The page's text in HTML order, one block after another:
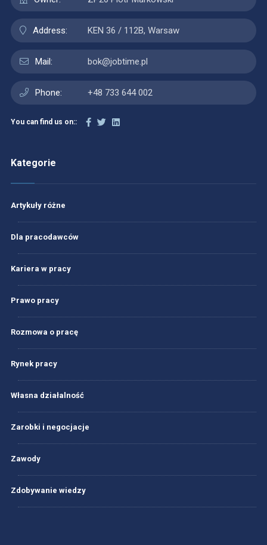
Address: KEN 36 / 112B, Warsaw
Mail: bok@jobtime.pl
Phone: +48 733 644 002
You can find us on::
Kategorie
Artykuły różne
Dla pracodawców
Kariera w pracy
Prawo pracy
Rozmowa o pracę
Rynek pracy
Własna działalność
Zarobki i negocjacje
Zawody
Zdobywanie wiedzy